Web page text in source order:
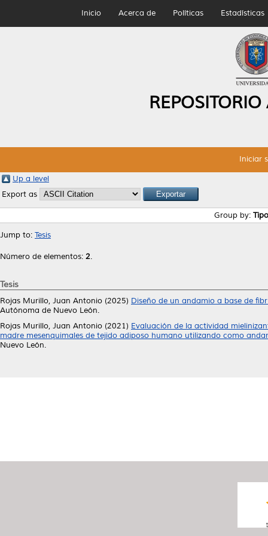
Inicio Acerca de Políticas Estadísticas
Iniciar
Up a level
Export as
Group by:
Jump to: Tesis
Número de elementos: 2.
Tesis
Rojas Murillo, Juan Antonio (2025) Diseño de un andamio a base de
Autónoma de Nuevo León.
Rojas Murillo, Juan Antonio (2021) Evaluación de la actividad
madre mesenquimales de tejido adiposo humano utilizando como
Nuevo León.